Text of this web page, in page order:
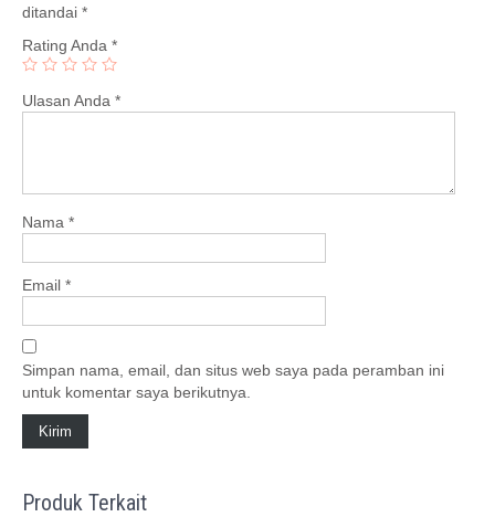
ditandai *
Rating Anda *
Ulasan Anda *
Nama *
Email *
Simpan nama, email, dan situs web saya pada peramban ini
untuk komentar saya berikutnya.
Produk Terkait